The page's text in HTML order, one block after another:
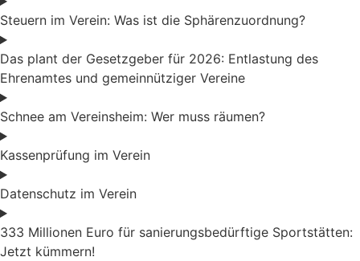
Steuern im Verein: Was ist die Sphärenzuordnung?
Das plant der Gesetzgeber für 2026: Entlastung des
Ehrenamtes und gemeinnütziger Vereine
Schnee am Vereinsheim: Wer muss räumen?
Kassenprüfung im Verein
Datenschutz im Verein
333 Millionen Euro für sanierungsbedürftige Sportstätten:
Jetzt kümmern!